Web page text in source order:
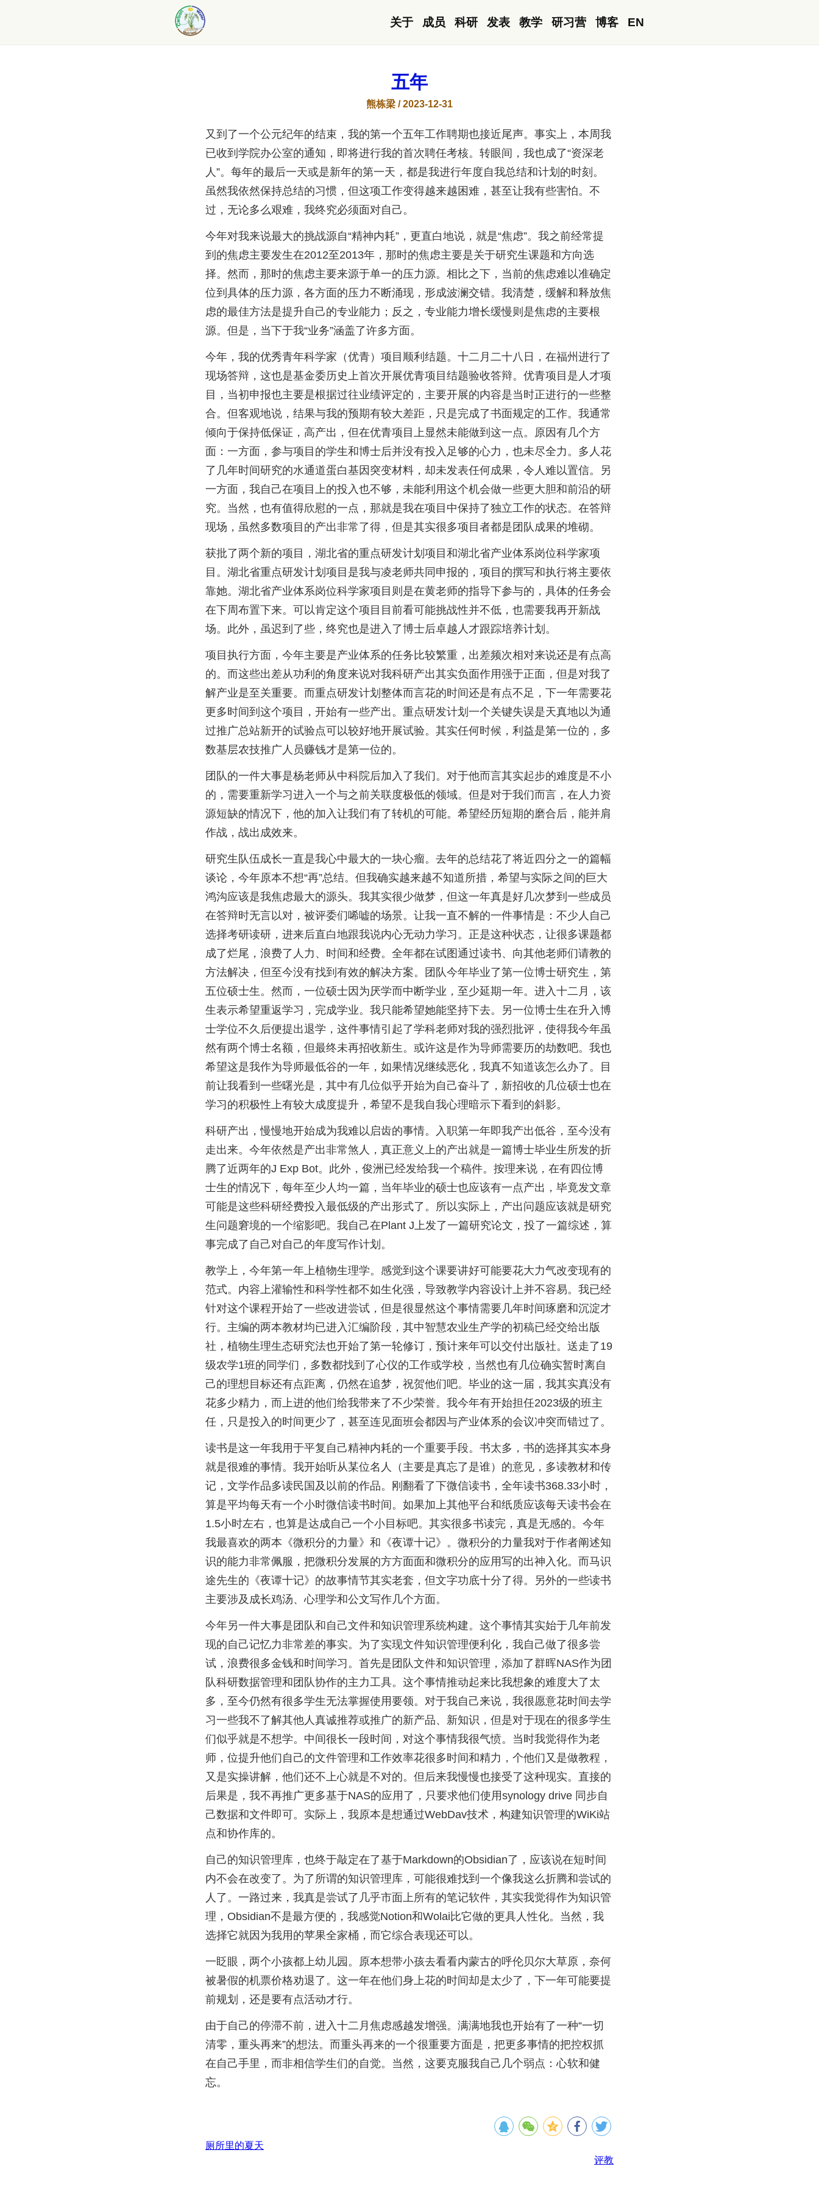
关于 成员 科研 发表 教学 研习营 博客 EN
五年
熊栋梁 / 2023-12-31
又到了一个公元纪年的结束，我的第一个五年工作聘期也接近尾声。事实上，本周我
已收到学院办公室的通知，即将进行我的首次聘任考核。转眼间，我也成了“资深老
人”。每年的最后一天或是新年的第一天，都是我进行年度自我总结和计划的时刻。
虽然我依然保持总结的习惯，但这项工作变得越来越困难，甚至让我有些害怕。不
过，无论多么艰难，我终究必须面对自己。
今年对我来说最大的挑战源自“精神内耗”，更直白地说，就是“焦虑”。我之前经常提
到的焦虑主要发生在2012至2013年，那时的焦虑主要是关于研究生课题和方向选
择。然而，那时的焦虑主要来源于单一的压力源。相比之下，当前的焦虑难以准确定
位到具体的压力源，各方面的压力不断涌现，形成波澜交错。我清楚，缓解和释放焦
虑的最佳方法是提升自己的专业能力；反之，专业能力增长缓慢则是焦虑的主要根
源。但是，当下于我“业务”涵盖了许多方面。
今年，我的优秀青年科学家（优青）项目顺利结题。十二月二十八日，在福州进行了
现场答辩，这也是基金委历史上首次开展优青项目结题验收答辩。优青项目是人才项
目，当初申报也主要是根据过往业绩评定的，主要开展的内容是当时正进行的一些整
合。但客观地说，结果与我的预期有较大差距，只是完成了书面规定的工作。我通常
倾向于保持低保证，高产出，但在优青项目上显然未能做到这一点。原因有几个方
面：一方面，参与项目的学生和博士后并没有投入足够的心力，也未尽全力。多人花
了几年时间研究的水通道蛋白基因突变材料，却未发表任何成果，令人难以置信。另
一方面，我自己在项目上的投入也不够，未能利用这个机会做一些更大胆和前沿的研
究。当然，也有值得欣慰的一点，那就是我在项目中保持了独立工作的状态。在答辩
现场，虽然多数项目的产出非常了得，但是其实很多项目者都是团队成果的堆砌。
获批了两个新的项目，湖北省的重点研发计划项目和湖北省产业体系岗位科学家项
目。湖北省重点研发计划项目是我与凌老师共同申报的，项目的撰写和执行将主要依
靠她。湖北省产业体系岗位科学家项目则是在黄老师的指导下参与的，具体的任务会
在下周布置下来。可以肯定这个项目目前看可能挑战性并不低，也需要我再开新战
场。此外，虽迟到了些，终究也是进入了博士后卓越人才跟踪培养计划。
项目执行方面，今年主要是产业体系的任务比较繁重，出差频次相对来说还是有点高
的。而这些出差从功利的角度来说对我科研产出其实负面作用强于正面，但是对我了
解产业是至关重要。而重点研发计划整体而言花的时间还是有点不足，下一年需要花
更多时间到这个项目，开始有一些产出。重点研发计划一个关键失误是天真地以为通
过推广总站新开的试验点可以较好地开展试验。其实任何时候，利益是第一位的，多
数基层农技推广人员赚钱才是第一位的。
团队的一件大事是杨老师从中科院后加入了我们。对于他而言其实起步的难度是不小
的，需要重新学习进入一个与之前关联度极低的领域。但是对于我们而言，在人力资
源短缺的情况下，他的加入让我们有了转机的可能。希望经历短期的磨合后，能并肩
作战，战出成效来。
研究生队伍成长一直是我心中最大的一块心瘤。去年的总结花了将近四分之一的篇幅
谈论，今年原本不想“再”总结。但我确实越来越不知道所措，希望与实际之间的巨大
鸿沟应该是我焦虑最大的源头。我其实很少做梦，但这一年真是好几次梦到一些成员
在答辩时无言以对，被评委们唏嘘的场景。让我一直不解的一件事情是：不少人自己
选择考研读研，进来后直白地跟我说内心无动力学习。正是这种状态，让很多课题都
成了烂尾，浪费了人力、时间和经费。全年都在试图通过读书、向其他老师们请教的
方法解决，但至今没有找到有效的解决方案。团队今年毕业了第一位博士研究生，第
五位硕士生。然而，一位硕士因为厌学而中断学业，至少延期一年。进入十二月，该
生表示希望重返学习，完成学业。我只能希望她能坚持下去。另一位博士生在升入博
士学位不久后便提出退学，这件事情引起了学科老师对我的强烈批评，使得我今年虽
然有两个博士名额，但最终未再招收新生。或许这是作为导师需要历的劫数吧。我也
希望这是我作为导师最低谷的一年，如果情况继续恶化，我真不知道该怎么办了。目
前让我看到一些曙光是，其中有几位似乎开始为自己奋斗了，新招收的几位硕士也在
学习的积极性上有较大成度提升，希望不是我自我心理暗示下看到的斜影。
科研产出，慢慢地开始成为我难以启齿的事情。入职第一年即我产出低谷，至今没有
走出来。今年依然是产出非常煞人，真正意义上的产出就是一篇博士毕业生所发的折
腾了近两年的J Exp Bot。此外，俊洲已经发给我一个稿件。按理来说，在有四位博
士生的情况下，每年至少人均一篇，当年毕业的硕士也应该有一点产出，毕竟发文章
可能是这些科研经费投入最低级的产出形式了。所以实际上，产出问题应该就是研究
生问题窘境的一个缩影吧。我自己在Plant J上发了一篇研究论文，投了一篇综述，算
事完成了自己对自己的年度写作计划。
教学上，今年第一年上植物生理学。感觉到这个课要讲好可能要花大力气改变现有的
范式。内容上灌输性和科学性都不如生化强，导致教学内容设计上并不容易。我已经
针对这个课程开始了一些改进尝试，但是很显然这个事情需要几年时间琢磨和沉淀才
行。主编的两本教材均已进入汇编阶段，其中智慧农业生产学的初稿已经交给出版
社，植物生理生态研究法也开始了第一轮修订，预计来年可以交付出版社。送走了19
级农学1班的同学们，多数都找到了心仪的工作或学校，当然也有几位确实暂时离自
己的理想目标还有点距离，仍然在追梦，祝贺他们吧。毕业的这一届，我其实真没有
花多少精力，而上进的他们给我带来了不少荣誉。我今年有开始担任2023级的班主
任，只是投入的时间更少了，甚至连见面班会都因与产业体系的会议冲突而错过了。
读书是这一年我用于平复自己精神内耗的一个重要手段。书太多，书的选择其实本身
就是很难的事情。我开始听从某位名人（主要是真忘了是谁）的意见，多读教材和传
记，文学作品多读民国及以前的作品。刚翻看了下微信读书，全年读书368.33小时，
算是平均每天有一个小时微信读书时间。如果加上其他平台和纸质应该每天读书会在
1.5小时左右，也算是达成自己一个小目标吧。其实很多书读完，真是无感的。今年
我最喜欢的两本《微积分的力量》和《夜谭十记》。微积分的力量我对于作者阐述知
识的能力非常佩服，把微积分发展的方方面面和微积分的应用写的出神入化。而马识
途先生的《夜谭十记》的故事情节其实老套，但文字功底十分了得。另外的一些读书
主要涉及成长鸡汤、心理学和公文写作几个方面。
今年另一件大事是团队和自己文件和知识管理系统构建。这个事情其实始于几年前发
现的自己记忆力非常差的事实。为了实现文件知识管理便利化，我自己做了很多尝
试，浪费很多金钱和时间学习。首先是团队文件和知识管理，添加了群晖NAS作为团
队科研数据管理和团队协作的主力工具。这个事情推动起来比我想象的难度大了太
多，至今仍然有很多学生无法掌握使用要领。对于我自己来说，我很愿意花时间去学
习一些我不了解其他人真诚推荐或推广的新产品、新知识，但是对于现在的很多学生
们似乎就是不想学。中间很长一段时间，对这个事情我很气愤。当时我觉得作为老
师，位提升他们自己的文件管理和工作效率花很多时间和精力，个他们又是做教程，
又是实操讲解，他们还不上心就是不对的。但后来我慢慢也接受了这种现实。直接的
后果是，我不再推广更多基于NAS的应用了，只要求他们使用synology drive 同步自
己数据和文件即可。实际上，我原本是想通过WebDav技术，构建知识管理的WiKi站
点和协作库的。
自己的知识管理库，也终于敲定在了基于Markdown的Obsidian了，应该说在短时间
内不会在改变了。为了所谓的知识管理库，可能很难找到一个像我这么折腾和尝试的
人了。一路过来，我真是尝试了几乎市面上所有的笔记软件，其实我觉得作为知识管
理，Obsidian不是最方便的，我感觉Notion和Wolai比它做的更具人性化。当然，我
选择它就因为我用的苹果全家桶，而它综合表现还可以。
一眨眼，两个小孩都上幼儿园。原本想带小孩去看看内蒙古的呼伦贝尔大草原，奈何
被暑假的机票价格劝退了。这一年在他们身上花的时间却是太少了，下一年可能要提
前规划，还是要有点活动才行。
由于自己的停滞不前，进入十二月焦虑感越发增强。满满地我也开始有了一种“一切
清零，重头再来”的想法。而重头再来的一个很重要方面是，把更多事情的把控权抓
在自己手里，而非相信学生们的自觉。当然，这要克服我自己几个弱点：心软和健
忘。
厕所里的夏天
评教